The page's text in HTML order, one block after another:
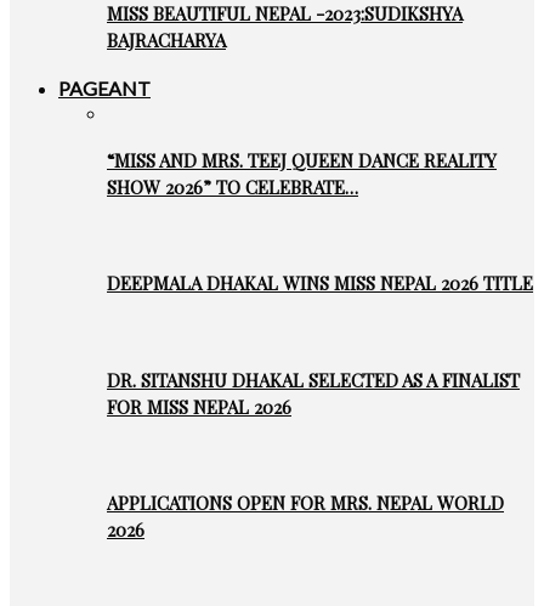
MISS BEAUTIFUL NEPAL -2023:SUDIKSHYA
BAJRACHARYA
PAGEANT
“MISS AND MRS. TEEJ QUEEN DANCE REALITY
SHOW 2026” TO CELEBRATE…
DEEPMALA DHAKAL WINS MISS NEPAL 2026 TITLE
DR. SITANSHU DHAKAL SELECTED AS A FINALIST
FOR MISS NEPAL 2026
APPLICATIONS OPEN FOR MRS. NEPAL WORLD
2026